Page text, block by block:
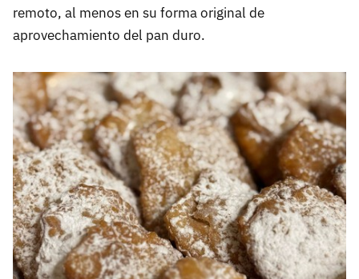
remoto, al menos en su forma original de
aprovechamiento del pan duro.